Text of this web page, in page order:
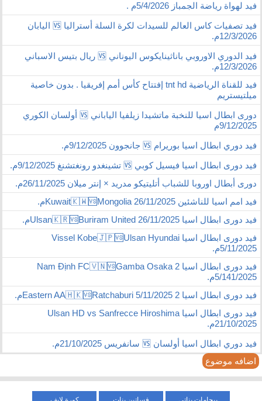
فيد لهواة رياضة الجمباز 5/4/2026م .
فيد تصفيات كاس العالم للسيدات لكرة السلة أستراليا 🆚 اليابان
12/3/2026م.
فيد الدوري الاوروبي باناثينايكوس اليوناني 🆚 ريال بتيس الاسباني
12/3/2026م.
فيد للقناة الرياضية tnt hd إفتتاح كأس أمم إفريقيا . بدون خاصية
ميلتيستريم
دورى ابطال اسيا للنخبة ماتشيدا زيلفيا الياباني 🆚 أولسان الكوري
9/12/2025م
فيد دوري ابطال اسيا بوريرام 🆚 جانجوون 9/12/2025م.
فيد دورى ابطال اسيا فيسيل كوبي 🆚 تشينغدو رونغتشنغ 9/12/2025م.
دورى أبطال اوروبا للشباب أتليتيكو مدريد × إنتر ميلان 26/11/2025م.
فيد امم اسيا للناشئين Kuwait🇰🇼🆚Mongolia 26/11/2025م.
فيد دورى ابطال اسيا Ulsan🇰🇷🆚Buriram United 26/11/2025م.
فيد دورى ابطال اسيا Vissel Kobe🇯🇵🆚Ulsan Hyundai
5/11/2025م.
فيد دورى ابطال اسيا 2 Nam Định FC🇻🇳🆚Gamba Osaka
5/141/2025م.
فيد دورى ابطال اسيا 2 Eastern AA🇭🇰🆚Ratchaburi 5/11/2025م.
فيد دورى ابطال اسيا Ulsan HD vs Sanfrecce Hiroshima
21/10/2025م.
فيد دوري ابطال اسيا أولسان 🆚 سانفريس 21/10/2025م.
اضافه موضوع